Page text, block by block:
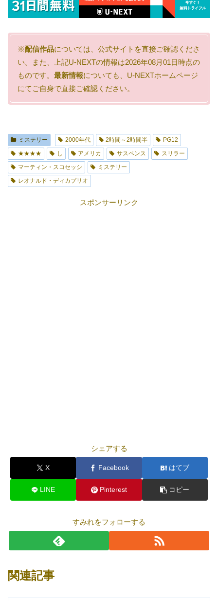
※配信作品については、公式サイトを直接ご確認くださ
い。また、上記U-NEXTの情報は2026年08月01日時点の
ものです。 最新情報についても、U-NEXTホームページ
にてご自身で直接ご確認ください。
ミステリー 2000年代 2時間～2時間半
PG12
★★★★
し アメリカ サスペンス
スリラー
マーティン・スコセッシ
ミステリー
レオナルド・ディカプリオ
スポンサーリンク
シェアする
X Facebook はてブ
LINE Pinterest コピー
すみれをフォローする
関連記事